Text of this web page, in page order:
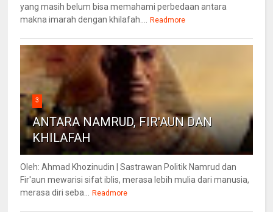
yang masih belum bisa memahami perbedaan antara
makna imarah dengan khilafah.... Readmore
3
ANTARA NAMRUD, FIR'AUN DAN
KHILAFAH
Oleh: Ahmad Khozinudin | Sastrawan Politik Namrud dan
Fir'aun mewarisi sifat iblis, merasa lebih mulia dari manusia,
merasa diri seba... Readmore